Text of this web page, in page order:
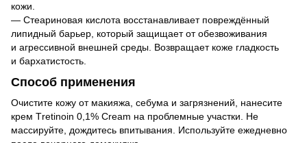
кожи.
— Стеариновая кислота восстанавливает повреждённый
липидный барьер, который защищает от обезвоживания
и агрессивной внешней среды. Возвращает коже гладкость
и бархатистость.
Способ применения
Очистите кожу от макияжа, себума и загрязнений, нанесите
крем Тrеtіnоіn 0,1% Cream на проблемные участки. Не
массируйте, дождитесь впитывания. Используйте ежедневно